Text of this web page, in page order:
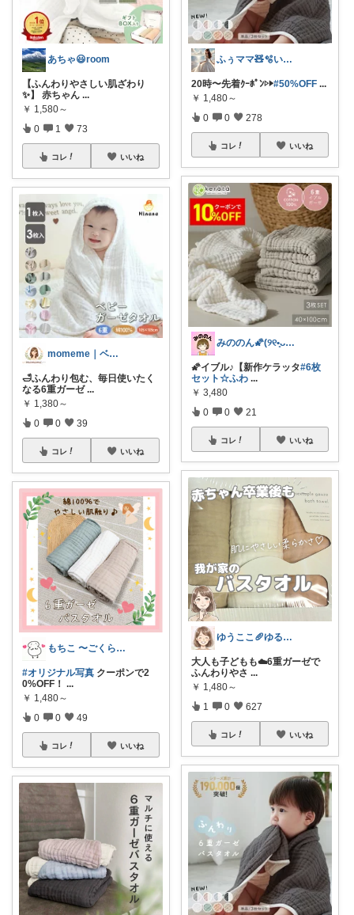
あちゃ😃room
【ふんわりやさしい肌ざわり
✨】 赤ちゃん ...
￥ 1,580～
0 1 73
コレ いいね
momeme｜ベビー&キッズ専門店
🛁ふんわり包む、毎日使いたく
なる6重ガーゼ ...
￥ 1,380～
0 0 39
コレ いいね
もちこ 〜ごくらく＆かわいい生活♪
#オリジナル写真 クーポンで2
0%OFF！ ...
￥ 1,480～
0 0 49
コレ いいね
ふぅママ🧸🫧いつも有難うございます
20時〜先着ｸｰﾎﾟﾝ▷▶︎#50%OFF ...
￥ 1,480～
0 0 278
コレ いいね
みののん🌠(୨୧•͈ᴗ•͈)感謝♡
🌠イブル♪【新作ケラッタ#6枚
セット☆ふわ ...
￥ 3,480
0 0 21
コレ いいね
ゆうここ🥖ゆるっと楽しくお得な暮らしꕤ
大人も子どもも☁️6重ガーゼで
ふんわりやさ ...
￥ 1,480～
1 0 627
コレ いいね